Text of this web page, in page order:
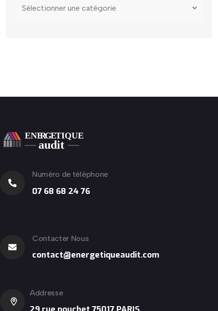
Numéro de téléphone
07 68 68 24 76
Contacter Nous
contact@energetiqueaudit.com
Addresse